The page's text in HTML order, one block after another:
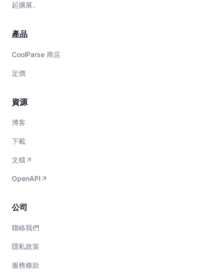
起擴展。
產品
CoolParse 商店
定價
資源
博客
下載
文檔
OpenAPI
公司
聯絡我們
隱私政策
服務條款